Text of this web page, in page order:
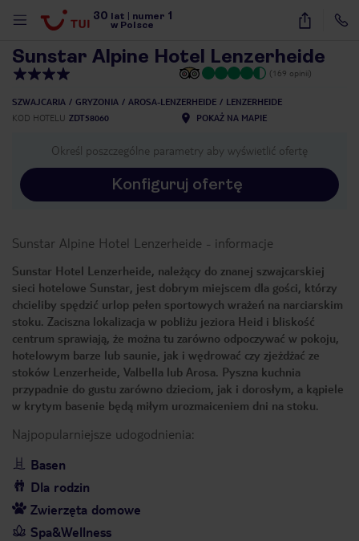
30 lat numer 1
w Polsce
32
Sunstar Alpine Hotel Lenzerheide
(169 opinii)
SZWAJCARIA GRYZONIA AROSA-LENZERHEIDE
LENZERHEIDE
KOD HOTELU ZDT58060 POKAŻ NA MAPIE
Określ poszczególne parametry aby wyświetlić ofertę
Konfiguruj ofertę
Sunstar Alpine Hotel Lenzerheide - informacje
Sunstar Hotel Lenzerheide, należący do znanej szwajcarskiej
sieci hotelowe Sunstar, jest dobrym miejscem dla gości, którzy
chcieliby spędzić urlop pełen sportowych wrażeń na narciarskim
stoku. Zaciszna lokalizacja w pobliżu jeziora Heid i bliskość
centrum sprawiają, że można tu zarówno odpoczywać w pokoju,
hotelowym barze lub saunie, jak i wędrować czy zjeżdżać ze
stoków Lenzerheide, Valbella lub Arosa. Pyszna kuchnia
przypadnie do gustu zarówno dzieciom, jak i dorosłym, a kąpiele
w krytym basenie będą miłym urozmaiceniem dni na stoku.
Najpopularniejsze udogodnienia:
Basen
Dla rodzin
Zwierzęta domowe
Spa&Wellness